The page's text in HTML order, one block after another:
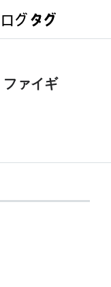
ァイギ